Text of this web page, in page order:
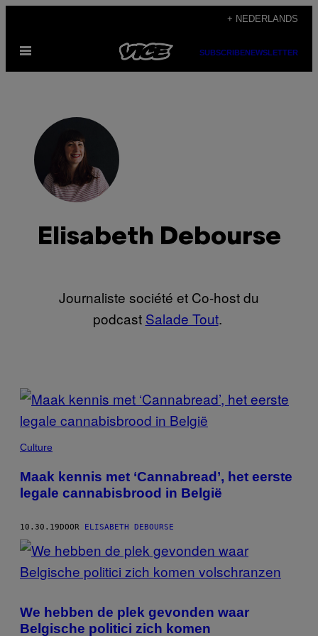
de
+ NEDERLANDS
Open
SUBSCRIBENEWSLETTER
Elisabeth Debourse
Journaliste société et Co-host du
podcast Salade Tout.
POSTS
BY
THIS
AUTHOR
Culture
Maak kennis met ‘Cannabread’, het eerste
legale cannabisbrood in België
10.30.19DOOR ELISABETH DEBOURSE
We hebben de plek gevonden waar
Belgische politici zich komen